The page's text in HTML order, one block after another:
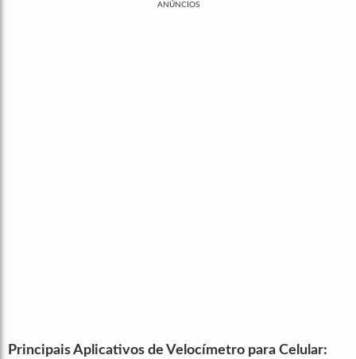
ANÚNCIOS
Principais Aplicativos de Velocímetro para Celular: